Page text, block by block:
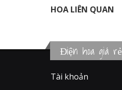
HOA LIÊN QUAN
Điện hoa giá rẻ
Tài khoản